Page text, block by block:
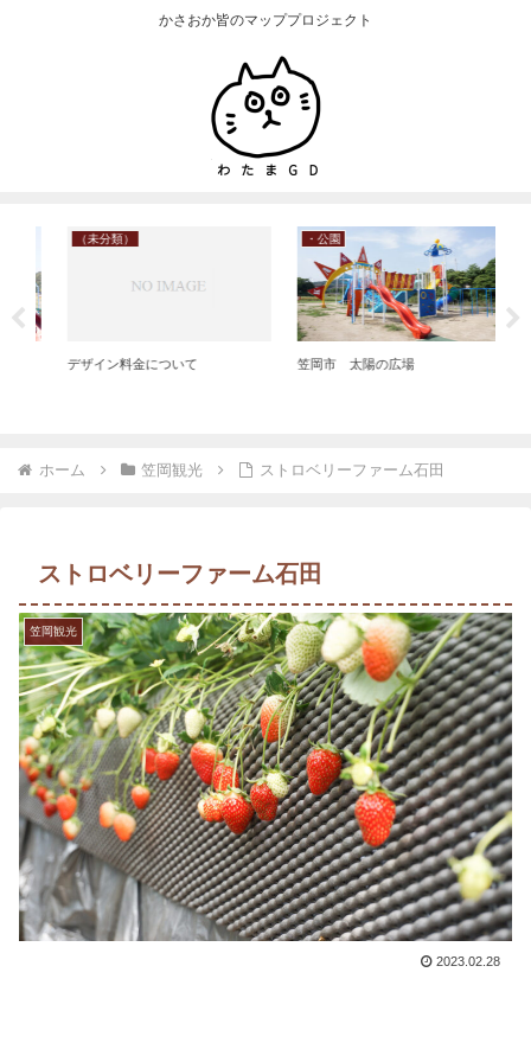
かさおか皆のマッププロジェクト
（未分類）
デザイン料金について
・公園
笠岡市 太陽の広場
ホーム 笠岡観光 ストロベリーファーム石田
ストロベリーファーム石田
笠岡観光
2023.02.28